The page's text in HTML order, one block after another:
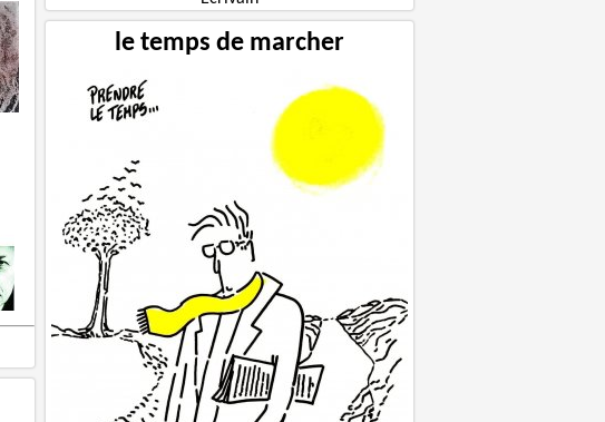
le temps de marcher